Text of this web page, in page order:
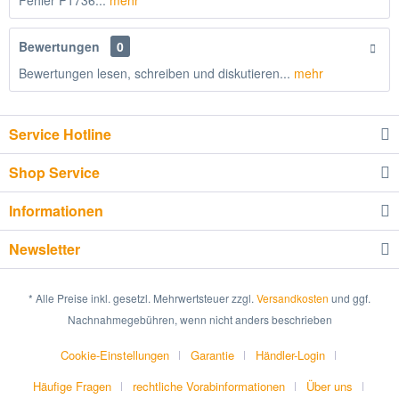
Bewertungen
0
Bewertungen lesen, schreiben und diskutieren... mehr
Service Hotline
Shop Service
Informationen
Newsletter
* Alle Preise inkl. gesetzl. Mehrwertsteuer zzgl. Versandkosten und ggf.
Nachnahmegebühren, wenn nicht anders beschrieben
Cookie-Einstellungen Garantie
Händler-Login
Häufige Fragen
rechtliche Vorabinformationen Über uns